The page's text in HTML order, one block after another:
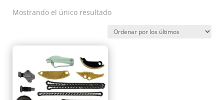
Mostrando el único resultado